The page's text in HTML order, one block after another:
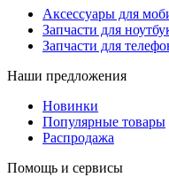
Аксессуары для
Запчасти для
Запчасти для
Наши предложения
Новинки
Популярные товары
Распродажа
Помощь и сервисы